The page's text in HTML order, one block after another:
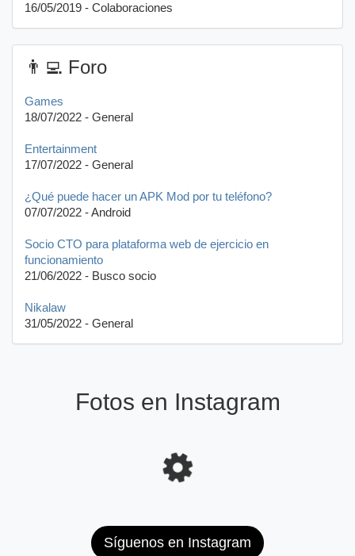
16/05/2019 - Colaboraciones
👨‍💻 Foro
Games
18/07/2022 - General
Entertainment
17/07/2022 - General
¿Qué puede hacer un APK Mod por tu teléfono?
07/07/2022 - Android
Socio CTO para plataforma web de ejercicio en
funcionamiento
21/06/2022 - Busco socio
Nikalaw
31/05/2022 - General
Fotos en Instagram
Síguenos en Instagram